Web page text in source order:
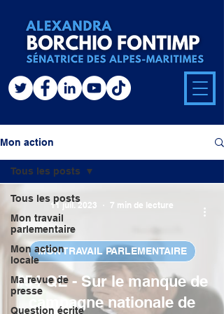
Mon action
Tous les posts
Mon travail
parlementaire
Mon action
locale
Ma revue de
presse
Question écrite
Tous les posts
#54 QE - Sur le manque de
campagne nationale de
MON TRAVAIL PARLEMENTAIRE
11 juil. 2023 7 min de lecture